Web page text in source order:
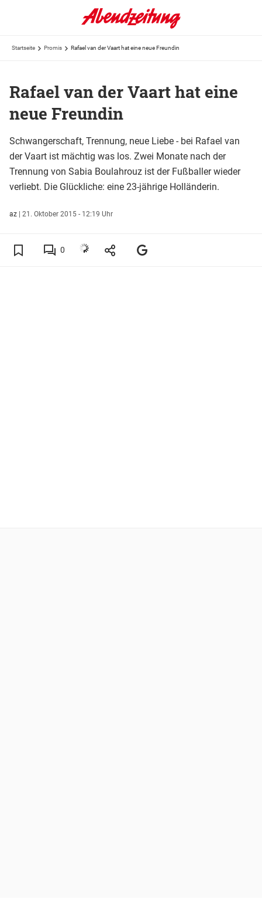
Startseite Promis Rafael van der Vaart hat eine neue Freundin
Rafael van der Vaart hat eine
neue Freundin
Schwangerschaft, Trennung, neue Liebe - bei Rafael van
der Vaart ist mächtig was los. Zwei Monate nach der
Trennung von Sabia Boulahrouz ist der Fußballer wieder
verliebt. Die Glückliche: eine 23-jährige Holländerin.
az | 21. Oktober 2015 - 12:19 Uhr
0